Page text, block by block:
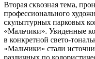
Вторая сквозная тема,
профессионального
скульптурных парковых
«Мальчики». Увиденные
в конкретной свето-
«Мальчики» стали
различных по